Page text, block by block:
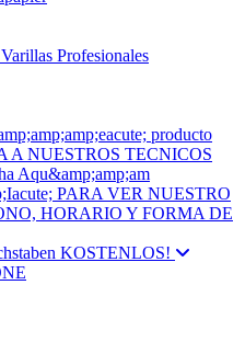
Profesionales
producto
A NUESTROS TECNICOS
Aqu&amp;amp;am
PARA VER NUESTRO
HORARIO Y FORMA DE
KOSTENLOS!